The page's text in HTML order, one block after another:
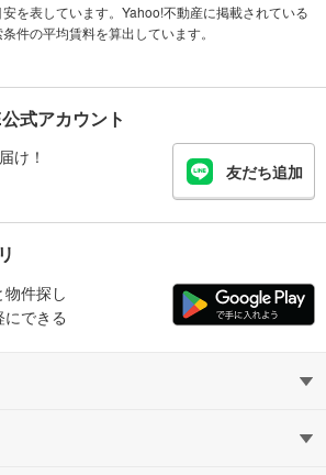
を表しています。Yahoo!不動産に掲載されている
件の平均賃料を算出しています。
式アカウント
け！
友だち追加
件探し
できる